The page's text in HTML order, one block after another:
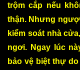
trộm cắp nếu
thận. Nhưng
kiểm soát nhà
ngơi. Ngay lúc
bảo vệ biệt thự